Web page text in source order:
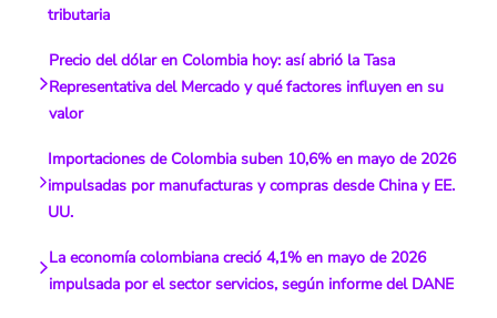
tributaria
Precio del dólar en Colombia hoy: así abrió la Tasa
Representativa del Mercado y qué factores influyen en su
valor
Importaciones de Colombia suben 10,6% en mayo de 2026
impulsadas por manufacturas y compras desde China y EE.
UU.
La economía colombiana creció 4,1% en mayo de 2026
impulsada por el sector servicios, según informe del DANE